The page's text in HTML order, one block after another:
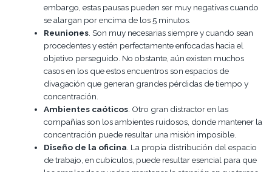
embargo, estas pausas pueden ser muy negativas cuando
se alargan por encima de los 5 minutos.
Reuniones . Son muy necesarias siempre y cuando sean
procedentes y estén perfectamente enfocadas hacia el
objetivo perseguido. No obstante, aún existen muchos
casos en los que estos encuentros son espacios de
divagación que generan grandes pérdidas de tiempo y
concentración.
Ambientes caóticos . Otro gran distractor en las
compañías son los ambientes ruidosos, donde mantener la
concentración puede resultar una misión imposible.
Diseño de la oficina . La propia distribución del espacio
de trabajo, en cubículos, puede resultar esencial para que